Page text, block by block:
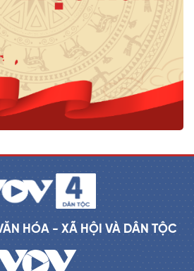
HÓA - XÃ HỘI VÀ DÂN TỘC